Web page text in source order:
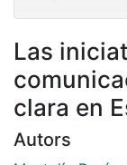
Las
clara en
Autors